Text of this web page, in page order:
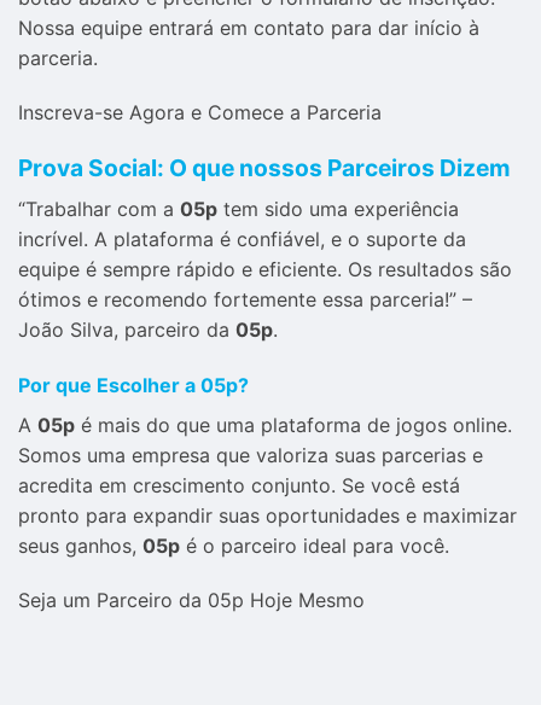
Nossa equipe entrará em contato para dar início à
parceria.
Inscreva-se Agora e Comece a Parceria
Prova Social: O que nossos Parceiros Dizem
“Trabalhar com a 05p tem sido uma experiência
incrível. A plataforma é confiável, e o suporte da
equipe é sempre rápido e eficiente. Os resultados são
ótimos e recomendo fortemente essa parceria!” –
João Silva, parceiro da 05p.
Por que Escolher a 05p?
A 05p é mais do que uma plataforma de jogos online.
Somos uma empresa que valoriza suas parcerias e
acredita em crescimento conjunto. Se você está
pronto para expandir suas oportunidades e maximizar
seus ganhos, 05p é o parceiro ideal para você.
Seja um Parceiro da 05p Hoje Mesmo